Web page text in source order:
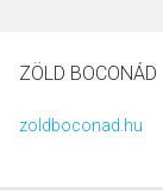
ZÖLD BOCONÁD
zoldboconad.hu